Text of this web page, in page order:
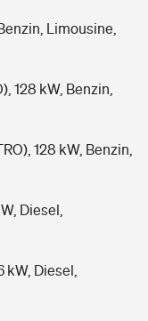
Limousine,
128 kW, Benzin,
128 kW, Benzin,
Diesel,
kW, Diesel,